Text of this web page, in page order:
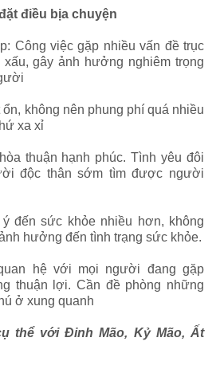
điều bịa chuyện
Công việc gặp nhiều vấn đề trục
gây ảnh hưởng nghiêm trọng
không nên phung phí quá nhiều
xa xỉ
thuận hạnh phúc. Tình yêu đôi
độc thân sớm tìm được người
đến sức khỏe nhiều hơn, không
hưởng đến tình trạng sức khỏe.
hệ với mọi người đang gặp
thuận lợi. Cần đề phòng những
ở xung quanh
thể với Đinh Mão, Kỷ Mão, Ất